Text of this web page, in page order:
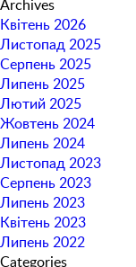
Archives
Квітень 2026
Листопад 2025
Серпень 2025
Липень 2025
Лютий 2025
Жовтень 2024
Липень 2024
Листопад 2023
Серпень 2023
Липень 2023
Квітень 2023
Липень 2022
Categories